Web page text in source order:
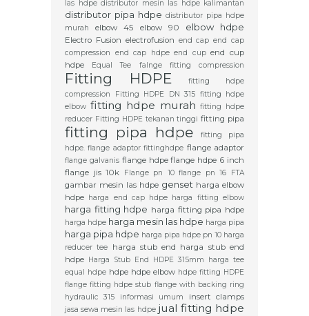
las hdpe distributor mesin las hdpe kalimantan
distributor pipa hdpe distributor pipa hdpe
murah
elbow 45 elbow 90 elbow hdpe
Electro Fusion electrofusion end cap end cap
compression
end cap hdpe end cup end cup
hdpe
Equal Tee falnge fitting compression
Fitting HDPE
fitting hdpe
compression
Fitting HDPE DN 315 fitting hdpe
elbow fitting hdpe murah fitting hdpe
reducer Fitting HDPE tekanan tinggi fitting pipa
fitting pipa hdpe
fitting pipa
hdpe. flange adaptor fittinghdpe flange adaptor
flange galvanis flange hdpe flange hdpe 6 inch
flange jis 10k
Flange pn 10 flange pn 16 FTA
gambar mesin las hdpe genset harga elbow
hdpe harga end cap hdpe harga fitting elbow
harga fitting hdpe harga fitting pipa hdpe
harga hdpe harga mesin las hdpe harga pipa
harga pipa hdpe harga pipa hdpe pn 10 harga
reducer tee
harga stub end harga stub end
hdpe Harga Stub End HDPE 315mm
harga tee
equal hdpe hdpe hdpe elbow hdpe fitting HDPE
flange fitting hdpe stub flange with backing ring
hydraulic 315
informasi umum insert clamps
jasa sewa mesin las hdpe jual fitting hdpe